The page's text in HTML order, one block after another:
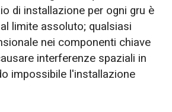
di installazione per ogni gru è
limite assoluto; qualsiasi
nei componenti chiave
interferenze spaziali in
impossibile l'installazione